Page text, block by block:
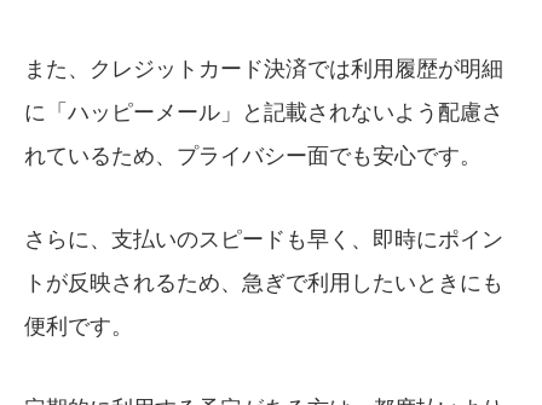
また、クレジットカード決済では利用履歴が明細
に「ハッピーメール」と記載されないよう配慮さ
れているため、プライバシー面でも安心です。
さらに、支払いのスピードも早く、即時にポイン
トが反映されるため、急ぎで利用したいときにも
便利です。